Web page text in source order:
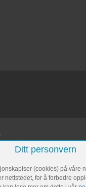
Ditt personvern
(cookies) på våre
nettstedet, for å forbedre